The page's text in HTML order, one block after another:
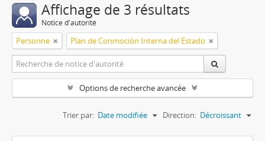
Affichage de 3 résultats
Notice d'autorité
Personne Plan de Conmoción Interna del Estado
Options de recherche avancée
Trier par: Date modifiée Direction: Décroissant